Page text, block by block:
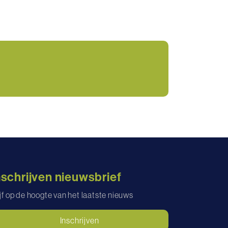
nieuwsbrief
op de hoogte van het laatste nieuws
Inschrijven